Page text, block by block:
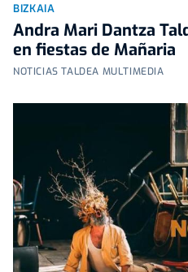
BIZKAIA
Andra Mari Dantza
en fiestas de Mañaria
NOTICIAS TALDEA MULTIMEDIA